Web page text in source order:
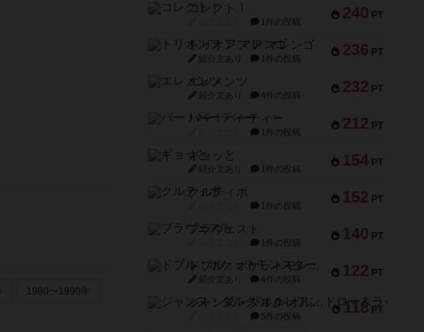
1980〜1990年
240 PT
コレクト！
1件の投稿
236 PT
トリオンフ ア マレンゴ
紹介文あり 1件の投稿
232 PT
エレメンツ
紹介文あり 4件の投稿
212 PT
バー！パーティー
1件の投稿
154 PT
ギョッと
紹介文あり 1件の投稿
152 PT
クルティボ
1件の投稿
140 PT
ブラヴェスト
1件の投稿
122 PT
ドブル：ポケットモンスター
紹介文あり 4件の投稿
118 PT
ジャンヌ・ダルク-オルレアン ドロー＆ライト
5件の投稿